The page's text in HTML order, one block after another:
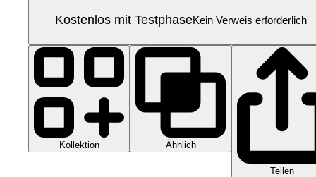
Kostenlos mit TestphaseKein Verweis erforderlich
Kollektion Ähnlich
Teilen